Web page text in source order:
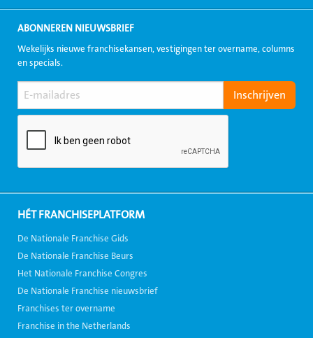
ABONNEREN NIEUWSBRIEF
Wekelijks nieuwe franchisekansen, vestigingen ter overname, columns
en specials.
HÉT FRANCHISEPLATFORM
De Nationale Franchise Gids
De Nationale Franchise Beurs
Het Nationale Franchise Congres
De Nationale Franchise nieuwsbrief
Franchises ter overname
Franchise in the Netherlands